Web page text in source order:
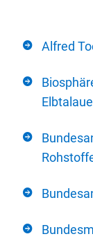
Alfred
Elbtalaue